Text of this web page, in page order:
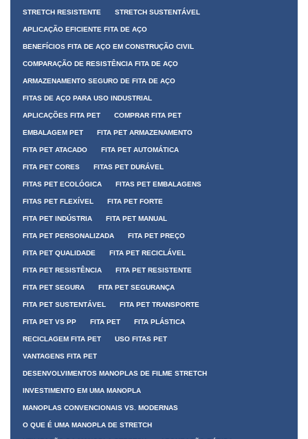
STRETCH RESISTENTE STRETCH SUSTENTÁVEL
APLICAÇÃO EFICIENTE FITA DE AÇO
BENEFÍCIOS FITA DE AÇO EM CONSTRUÇÃO CIVIL
COMPARAÇÃO DE RESISTÊNCIA FITA DE AÇO
ARMAZENAMENTO SEGURO DE FITA DE AÇO
FITAS DE AÇO PARA USO INDUSTRIAL
APLICAÇÕES FITA PET COMPRAR FITA PET
EMBALAGEM PET FITA PET ARMAZENAMENTO
FITA PET ATACADO FITA PET AUTOMÁTICA
FITA PET CORES FITAS PET DURÁVEL
FITAS PET ECOLÓGICA FITAS PET EMBALAGENS
FITAS PET FLEXÍVEL FITA PET FORTE
FITA PET INDÚSTRIA FITA PET MANUAL
FITA PET PERSONALIZADA FITA PET PREÇO
FITA PET QUALIDADE FITA PET RECICLÁVEL
FITA PET RESISTÊNCIA FITA PET RESISTENTE
FITA PET SEGURA FITA PET SEGURANÇA
FITA PET SUSTENTÁVEL FITA PET TRANSPORTE
FITA PET VS PP FITA PET FITA PLÁSTICA
RECICLAGEM FITA PET USO FITAS PET
VANTAGENS FITA PET
DESENVOLVIMENTOS MANOPLAS DE FILME STRETCH
INVESTIMENTO EM UMA MANOPLA
MANOPLAS CONVENCIONAIS VS. MODERNAS
O QUE É UMA MANOPLA DE STRETCH